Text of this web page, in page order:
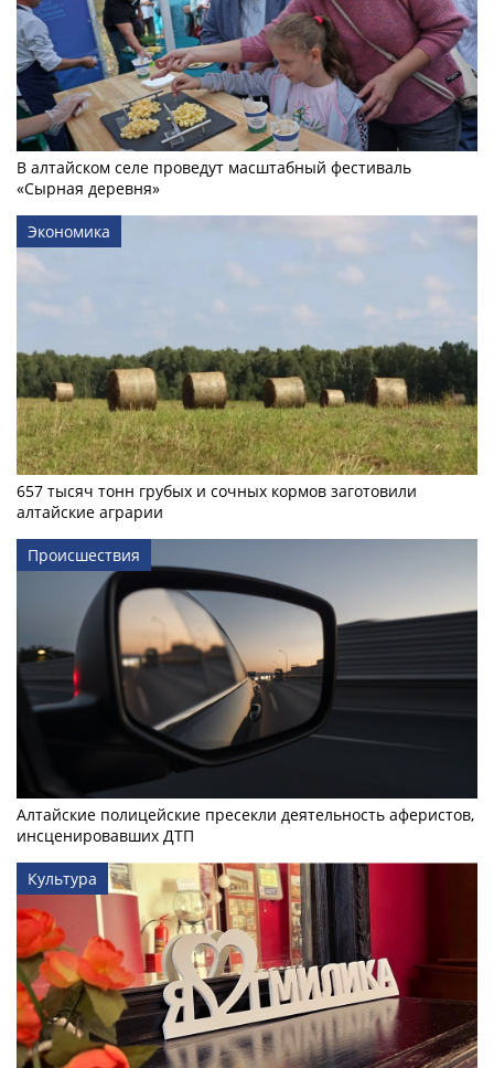
В алтайском селе проведут масштабный фестиваль
«Сырная деревня»
Экономика
657 тысяч тонн грубых и сочных кормов заготовили
алтайские аграрии
Происшествия
Алтайские полицейские пресекли деятельность аферистов,
инсценировавших ДТП
Культура